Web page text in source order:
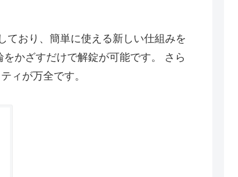
ており、簡単に使える新しい仕組みを
かざすだけで解錠が可能です。 さら
ィが万全です。